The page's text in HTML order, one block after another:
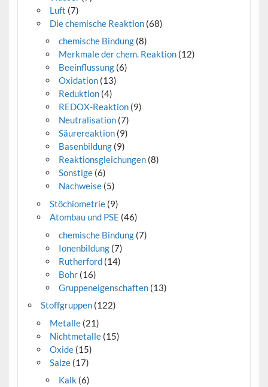
Luft (7)
Die chemische Reaktion(68)
chemische Bindung (8)
Merkmale der chem. Reaktion (12)
Beeinflussung (6)
Oxidation (13)
Reduktion (4)
REDOX-Reaktion (9)
Neutralisation (7)
Säurereaktion (9)
Basenbildung (9)
Reaktionsgleichungen (8)
Sonstige (6)
Nachweise (5)
Stöchiometrie(9)
Atombau und PSE (46)
chemische Bindung (7)
Ionenbildung (7)
Rutherford (14)
Bohr (16)
Gruppeneigenschaften (13)
Stoffgruppen(122)
Metalle(21)
Nichtmetalle(15)
Oxide(15)
Salze(17)
Kalk (6)